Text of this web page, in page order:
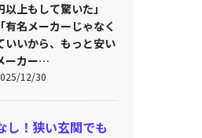
以上もして驚いた」
「有名メーカーじゃなく
いいから、もっと安い
ーカー…
12/30
し！狭い玄関でも